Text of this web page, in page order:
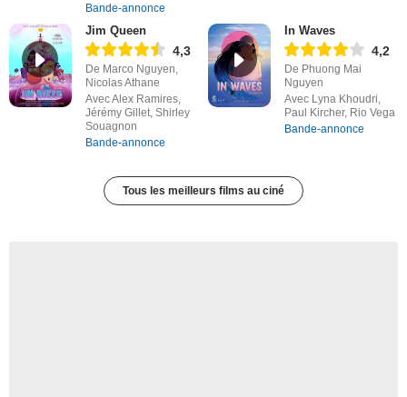
Bande-annonce
Jim Queen
4,3
De Marco Nguyen,
Nicolas Athane
Avec Alex Ramires,
Jérémy Gillet, Shirley
Souagnon
Bande-annonce
In Waves
4,2
De Phuong Mai
Nguyen
Avec Lyna Khoudri,
Paul Kircher, Rio Vega
Bande-annonce
Tous les meilleurs films au ciné